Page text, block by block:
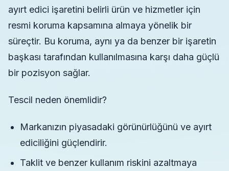
ayırt edici işaretini belirli ürün ve hizmetler için
resmi koruma kapsamına almaya yönelik bir
süreçtir. Bu koruma, aynı ya da benzer bir işaretin
başkası tarafından kullanılmasına karşı daha güçlü
bir pozisyon sağlar.
Tescil neden önemlidir?
Markanızın piyasadaki görünürlüğünü ve ayırt
ediciliğini güçlendirir.
Taklit ve benzer kullanım riskini azaltmaya